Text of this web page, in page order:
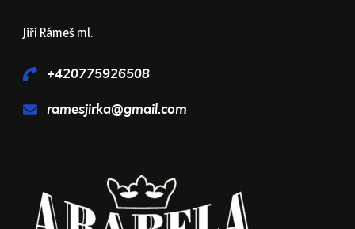
Jiří Rámeš ml.
+420775926508
ramesjirka@gmail.com